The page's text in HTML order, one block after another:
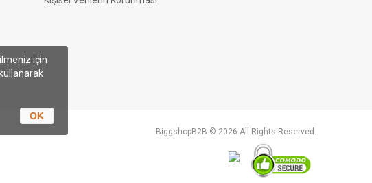
BiggshopB2B © 2026 All Rights Reserved.
için
OK